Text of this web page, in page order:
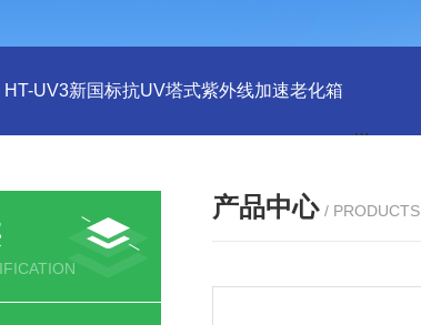
HT-UV3新国标抗UV塔式紫外线加速老化箱
产品中心 / PRODUCTS